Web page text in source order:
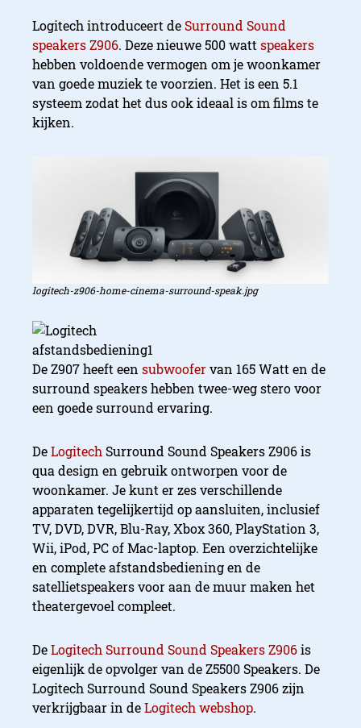
Logitech introduceert deSurround Sound
speakers Z906. Deze nieuwe 500 wattspeakers
hebben voldoende vermogen om je woonkamer
van goede muziek te voorzien. Het is een 5.1
systeem zodat het dus ook ideaal is om films te
kijken.
logitech-z906-home-cinema-surround-speak.jpg
De Z907 heeft een subwoofervan 165 Watt en de
surround speakers hebben twee-weg stero voor
een goede surround ervaring.
DeLogitechSurround Sound Speakers Z906 is
qua design en gebruik ontworpen voor de
woonkamer. Je kunt er zes verschillende
apparaten tegelijkertijd op aansluiten, inclusief
TV, DVD, DVR, Blu-Ray, Xbox 360, PlayStation 3,
Wii, iPod, PC of Mac-laptop. Een overzichtelijke
en complete afstandsbediening en de
satellietspeakers voor aan de muur maken het
theatergevoel compleet.
DeLogitech Surround Sound Speakers Z906is
eigenlijk de opvolger van de Z5500 Speakers. De
Logitech Surround Sound Speakers Z906 zijn
verkrijgbaar in deLogitech webshop.